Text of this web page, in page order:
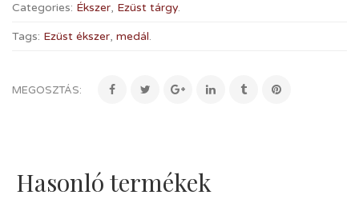
Categories: Ékszer, Ezüst tárgy.
Tags: Ezüst ékszer, medál.
MEGOSZTÁS:
Hasonló termékek